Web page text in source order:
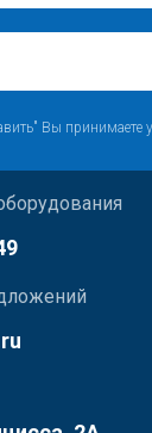
Вы принимаете